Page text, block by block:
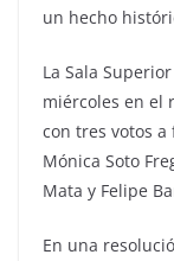
un hecho
La Sala
miércoles en el
con tres votos
Mónica Soto
Mata y Felipe
En una